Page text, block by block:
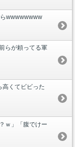
wwwwwwww
らが頼ってる軍
くてビビった
ｗ」「腹でけー